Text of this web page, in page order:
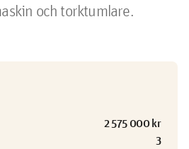
och torktumlare.
2 575 000 kr
3